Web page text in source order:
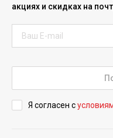
акциях и скидках на
Я согласен с